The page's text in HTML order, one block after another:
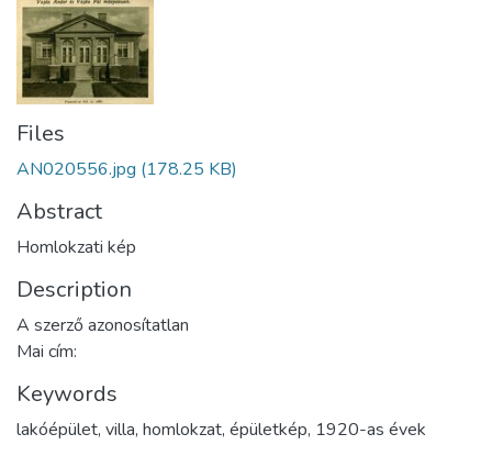
Files
AN020556.jpg (178.25 KB)
Abstract
Homlokzati kép
Description
A szerző azonosítatlan
Mai cím:
Keywords
lakóépület, villa, homlokzat, épületkép, 1920-as évek